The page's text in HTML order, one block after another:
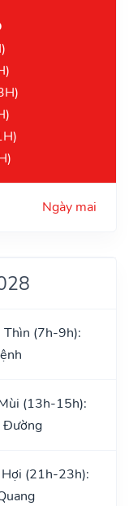
Ngày mai
Thìn (7h-9h):
(13h-15h):
Đường
(21h-23h):